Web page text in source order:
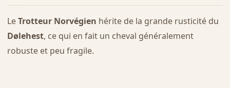
LeTrotteur Norvégien hérite de la grande rusticité du
Dølehest, ce qui en fait un cheval généralement
robuste et peu fragile.